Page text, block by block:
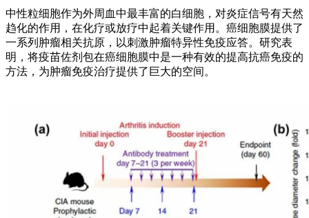
中性粒细胞作为外周血中最丰富的白细胞，对炎症信号有天然
趋化的作用，在化疗或放疗中起着关键作用。癌细胞膜提供了
一系列肿瘤相关抗原，以刺激肿瘤特异性免疫应答。研究表
明，将疫苗佐剂包在癌细胞膜中是一种有效的提高抗癌免疫的
方法，为肿瘤免疫治疗提供了巨大的空间。